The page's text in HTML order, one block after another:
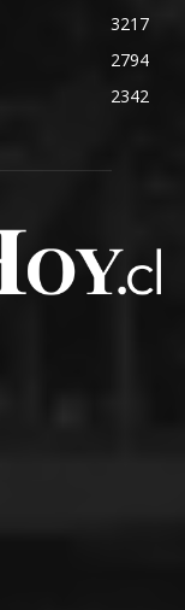
3217
2794
2342